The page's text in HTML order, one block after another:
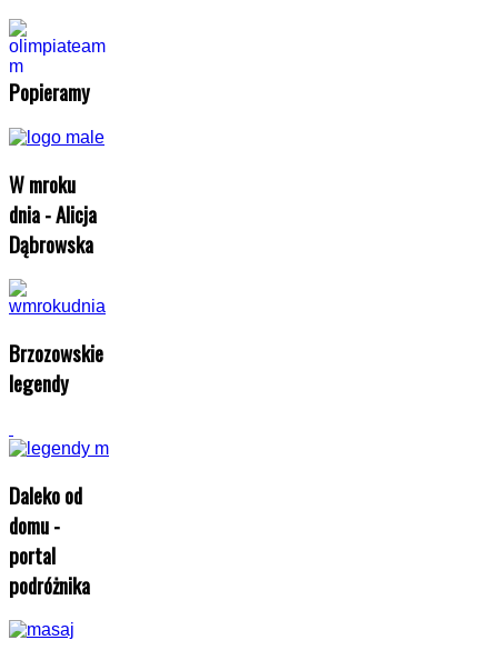
Popieramy
W mroku
dnia - Alicja
Dąbrowska
Brzozowskie
legendy
Daleko od
domu -
portal
podróżnika